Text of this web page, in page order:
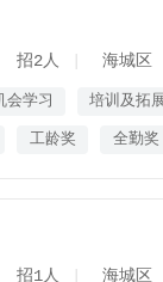
招2人 海城区
会学习 培训及拓
工龄奖 全勤奖
招1人 海城区